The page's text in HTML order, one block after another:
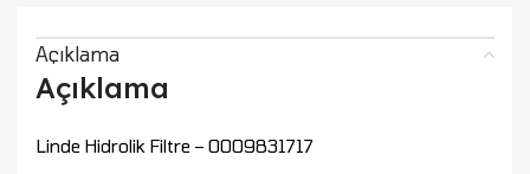
Açıklama
Açıklama
Linde Hidrolik Filtre – 0009831717